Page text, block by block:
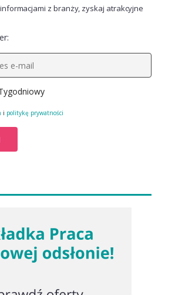
z branży, zyskaj atrakcyjne
i politykę prywatności